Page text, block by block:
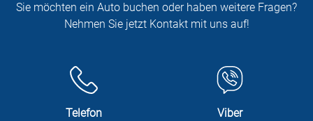
Sie möchten ein Auto buchen oder haben weitere Fragen?
Nehmen Sie jetzt Kontakt mit uns auf!
Telefon Viber